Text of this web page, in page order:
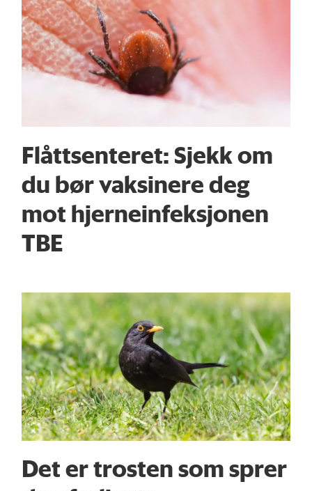
Flåttsenteret: Sjekk om
du bør vaksinere deg
mot hjerneinfeksjonen
TBE
Det er trosten som sprer